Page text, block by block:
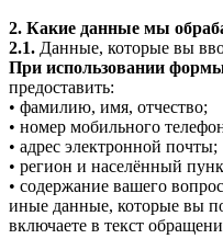
2. Какие данные мы
2.1. Данные, которые вы
При использовании
предоставить:
• фамилию, имя, отчество;
• номер мобильного
• адрес электронной почты;
• регион и населённый
• содержание вашего
иные данные, которые вы
включаете в текст